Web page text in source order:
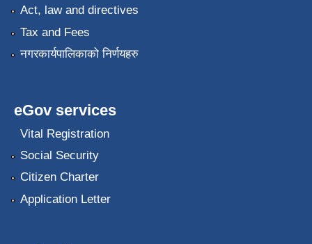
Act, law and directives
Tax and Fees
नगरकार्यपालिकाको निर्णयहरु
eGov services
Vital Registration
Social Security
Citizen Charter
Application Letter